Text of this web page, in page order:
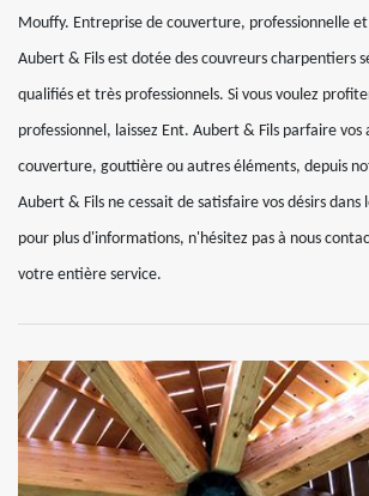
Mouffy. Entreprise de couverture, professionnelle
Aubert & Fils est dotée des couvreurs charpentiers
qualifiés et très professionnels. Si vous voulez
professionnel, laissez Ent. Aubert & Fils parfaire
couverture, gouttière ou autres éléments, depuis
Aubert & Fils ne cessait de satisfaire vos désirs
pour plus d'informations, n'hésitez pas à nous
votre entière service.